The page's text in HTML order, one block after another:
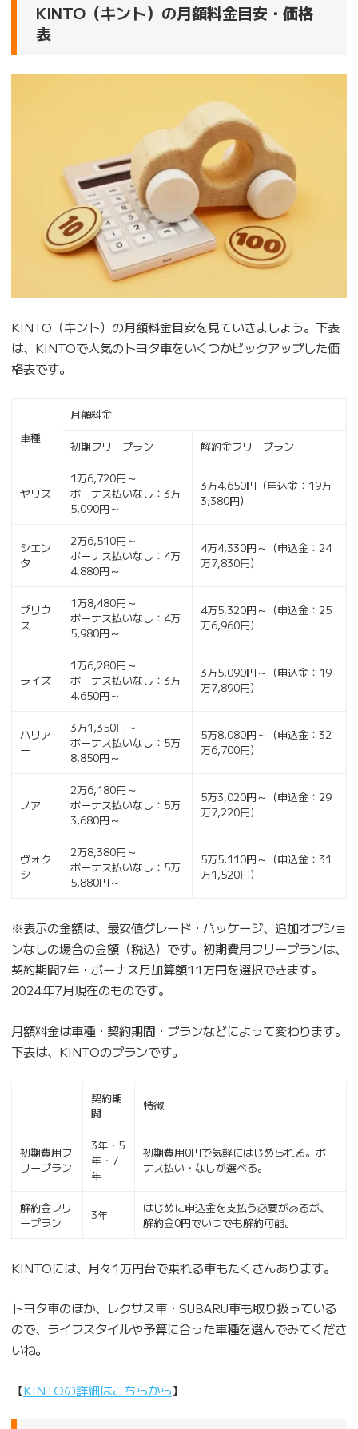
KINTO（キント）の月額料金目安・価格
表
KINTO（キント）の月額料金目安を見ていきましょう。下表
は、KINTOで人気のトヨタ車をいくつかピックアップした価
格表です。
車種
月額料金
初期フリープラン 解約金フリープラン
ヤリス
1万6,720円～
ボーナス払いなし：3万
5,090円～
3万4,650円（申込金：19万
3,380円）
シエン
タ
2万6,510円～
ボーナス払いなし：4万
4,880円～
4万4,330円～（申込金：24
万7,830円）
プリウ
ス
1万8,480円～
ボーナス払いなし：4万
5,980円～
4万5,320円～（申込金：25
万6,960円）
ライズ
1万6,280円～
ボーナス払いなし：3万
4,650円～
3万5,090円～（申込金：19
万7,890円）
ハリア
ー
3万1,350円～
ボーナス払いなし：5万
8,850円～
5万8,080円～（申込金：32
万6,700円）
ノア
2万6,180円～
ボーナス払いなし：5万
3,680円～
5万3,020円～（申込金：29
万7,220円）
ヴォク
シー
2万8,380円～
ボーナス払いなし：5万
5,880円～
5万5,110円～（申込金：31
万1,520円）
※表示の金額は、最安値グレード・パッケージ、追加オプショ
ンなしの場合の金額（税込）です。初期費用フリープランは、
契約期間7年・ボーナス月加算額11万円を選択できます。
2024年7月現在のものです。
月額料金は車種・契約期間・プランなどによって変わります。
下表は、KINTOのプランです。
契約期
間
特徴
初期費用フ
リープラン
3年・5
年・7
年
初期費用0円で気軽にはじめられる。ボー
ナス払い・なしが選べる。
解約金フリ
ープラン
3年
はじめに申込金を支払う必要があるが、
解約金0円でいつでも解約可能。
KINTOには、月々1万円台で乗れる車もたくさんあります。
トヨタ車のほか、レクサス車・SUBARU車も取り扱っている
ので、ライフスタイルや予算に合った車種を選んでみてくださ
いね。
【KINTOの詳細はこちらから】